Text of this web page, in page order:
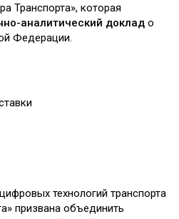
Транспорта», которая
аналитический доклад о
Федерации.
технологий транспорта
призвана объединить